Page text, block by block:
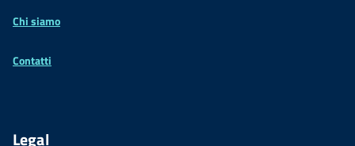
Chi siamo
Contatti
Legal